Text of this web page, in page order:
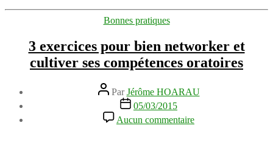
Catégories
Bonnes pratiques
3 exercices pour bien networker et
cultiver ses compétences oratoires
Auteur
de
l’article
ParJérôme HOARAU
Date
l’article
05/03/2015
Aucun commentaire
3